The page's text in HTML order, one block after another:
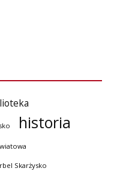
historia
Skarżysko